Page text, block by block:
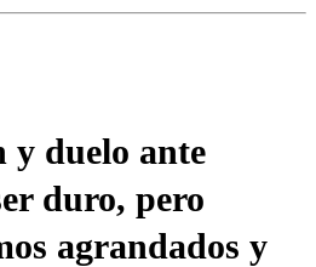
y duelo ante
duro, pero
agrandados y